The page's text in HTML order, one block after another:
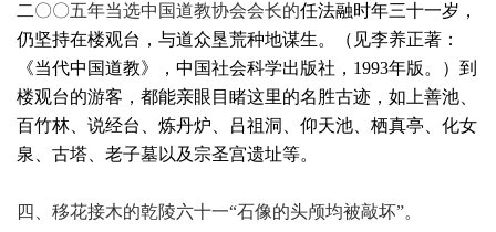
二〇〇五年当选中国道教协会会长的任法融时年三十一岁，
仍坚持在楼观台，与道众垦荒种地谋生。（见李养正著：
《当代中国道教》，中国社会科学出版社， 1993年版。）到
楼观台的游客，都能亲眼目睹这里的名胜古迹，如上善池、
百竹林、说经台、炼丹炉、吕祖洞、仰天池、栖真亭、化女
泉、古塔、老子墓以及宗圣宫遗址等。
四、移花接木的乾陵六十一“石像的头颅均被敲坏”。